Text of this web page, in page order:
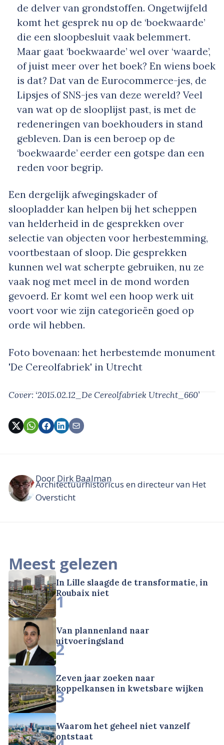
de delver van grondstoffen. Ongetwijfeld
komt het gesprek nu op de ‘boekwaarde’
die een sloopbesluit vaak belemmert.
Maar gaat ‘boekwaarde’ wel over ‘waarde’,
of juist meer over het boek? En wiens boek
is dat? Dat van de Eurocommerce-jes, de
Lipsjes of SNS-jes van deze wereld? Veel
van wat op de slooplijst past, is met de
redeneringen van boekhouders in stand
gebleven. Dan is een beroep op de
‘boekwaarde’ eerder een gotspe dan een
reden voor begrip.
Een dergelijk afwegingskader of
sloopladder kan helpen bij het scheppen
van helderheid in de gesprekken over
selectie van objecten voor herbestemming,
voortbestaan of sloop. Die gesprekken
kunnen wel wat scherpte gebruiken, nu ze
vaak nog met meel in de mond worden
gevoerd. Er komt wel een hoop werk uit
voort voor wie zijn categorieën goed op
orde wil hebben.
Foto bovenaan: het herbestemde monument
'De Cereolfabriek' in Utrecht
Cover: ‘2015.02.12_De Cereolfabriek Utrecht_660’
Door Dirk Baalman
Architectuurhistoricus en directeur van Het
Oversticht
Meest gelezen
In Lille slaagde de transformatie, in
Roubaix niet
1
Van plannenland naar
uitvoeringsland
2
Zeven jaar zoeken naar
koppelkansen in kwetsbare wijken
3
Waarom het geheel niet vanzelf
ontstaat